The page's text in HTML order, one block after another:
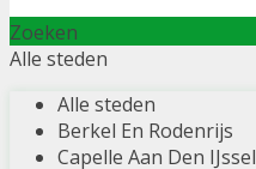
Zoeken
Alle steden
Alle steden
Berkel En Rodenrijs
Capelle Aan Den IJssel